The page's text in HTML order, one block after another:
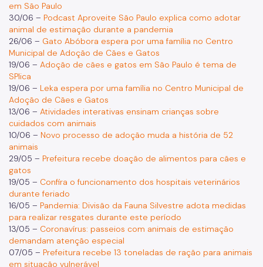
em São Paulo
30/06 – Podcast Aproveite São Paulo explica como adotar
animal de estimação durante a pandemia
26/06 – Gato Abóbora espera por uma família no Centro
Municipal de Adoção de Cães e Gatos
19/06 – Adoção de cães e gatos em São Paulo é tema de
SPlica
19/06 – Leka espera por uma família no Centro Municipal de
Adoção de Cães e Gatos
13/06 – Atividades interativas ensinam crianças sobre
cuidados com animais
10/06 – Novo processo de adoção muda a história de 52
animais
29/05 – Prefeitura recebe doação de alimentos para cães e
gatos
19/05 – Confira o funcionamento dos hospitais veterinários
durante feriado
16/05 – Pandemia: Divisão da Fauna Silvestre adota medidas
para realizar resgates durante este período
13/05 – Coronavírus: passeios com animais de estimação
demandam atenção especial
07/05 – Prefeitura recebe 13 toneladas de ração para animais
em situação vulnerável